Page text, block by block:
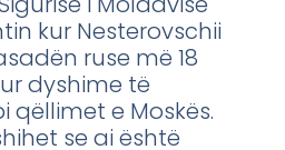
kur Nesterovschii
ruse më 18
dyshime të
qëllimet e Moskës.
se ai është